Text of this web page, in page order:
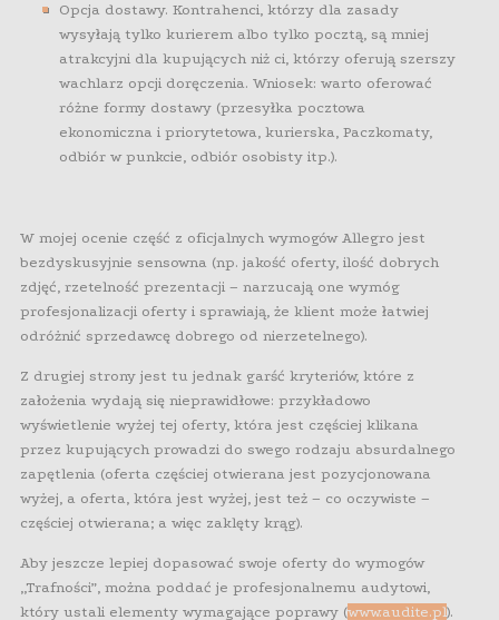
Opcja dostawy. Kontrahenci, którzy dla zasady
wysyłają tylko kurierem albo tylko pocztą, są mniej
atrakcyjni dla kupujących niż ci, którzy oferują szerszy
wachlarz opcji doręczenia. Wniosek: warto oferować
różne formy dostawy (przesyłka pocztowa
ekonomiczna i priorytetowa, kurierska, Paczkomaty,
odbiór w punkcie, odbiór osobisty itp.).
W mojej ocenie część z oficjalnych wymogów Allegro jest
bezdyskusyjnie sensowna (np. jakość oferty, ilość dobrych
zdjęć, rzetelność prezentacji – narzucają one wymóg
profesjonalizacji oferty i sprawiają, że klient może łatwiej
odróżnić sprzedawcę dobrego od nierzetelnego).
Z drugiej strony jest tu jednak garść kryteriów, które z
założenia wydają się nieprawidłowe: przykładowo
wyświetlenie wyżej tej oferty, która jest częściej klikana
przez kupujących prowadzi do swego rodzaju absurdalnego
zapętlenia (oferta częściej otwierana jest pozycjonowana
wyżej, a oferta, która jest wyżej, jest też – co oczywiste –
częściej otwierana; a więc zaklęty krąg).
Aby jeszcze lepiej dopasować swoje oferty do wymogów
„Trafności”, można poddać je profesjonalnemu audytowi,
który ustali elementy wymagające poprawy (www.audite.pl).